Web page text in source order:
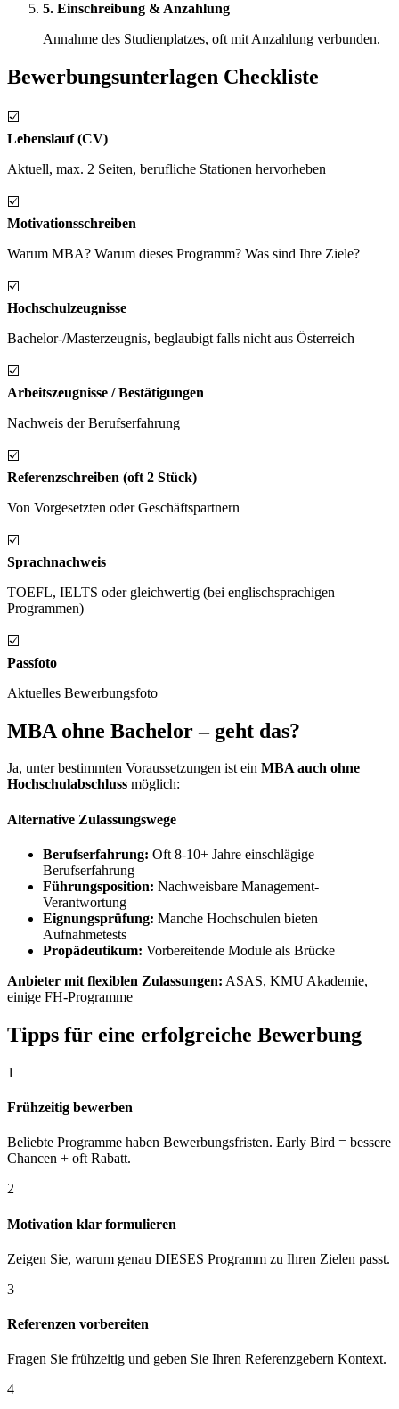
5. Einschreibung & Anzahlung
Annahme des Studienplatzes, oft mit Anzahlung verbunden.
Bewerbungsunterlagen Checkliste
☑️
Lebenslauf (CV)
Aktuell, max. 2 Seiten, berufliche Stationen hervorheben
☑️
Motivationsschreiben
Warum MBA? Warum dieses Programm? Was sind Ihre Ziele?
☑️
Hochschulzeugnisse
Bachelor-/Masterzeugnis, beglaubigt falls nicht aus Österreich
☑️
Arbeitszeugnisse / Bestätigungen
Nachweis der Berufserfahrung
☑️
Referenzschreiben (oft 2 Stück)
Von Vorgesetzten oder Geschäftspartnern
☑️
Sprachnachweis
TOEFL, IELTS oder gleichwertig (bei englischsprachigen
Programmen)
☑️
Passfoto
Aktuelles Bewerbungsfoto
MBA ohne Bachelor – geht das?
Ja, unter bestimmten Voraussetzungen ist ein MBA auch ohne
Hochschulabschluss möglich:
Alternative Zulassungswege
Berufserfahrung: Oft 8-10+ Jahre einschlägige
Berufserfahrung
Führungsposition: Nachweisbare Management-
Verantwortung
Eignungsprüfung: Manche Hochschulen bieten
Aufnahmetests
Propädeutikum: Vorbereitende Module als Brücke
Anbieter mit flexiblen Zulassungen: ASAS, KMU Akademie,
einige FH-Programme
Tipps für eine erfolgreiche Bewerbung
1
Frühzeitig bewerben
Beliebte Programme haben Bewerbungsfristen. Early Bird = bessere
Chancen + oft Rabatt.
2
Motivation klar formulieren
Zeigen Sie, warum genau DIESES Programm zu Ihren Zielen passt.
3
Referenzen vorbereiten
Fragen Sie frühzeitig und geben Sie Ihren Referenzgebern Kontext.
4